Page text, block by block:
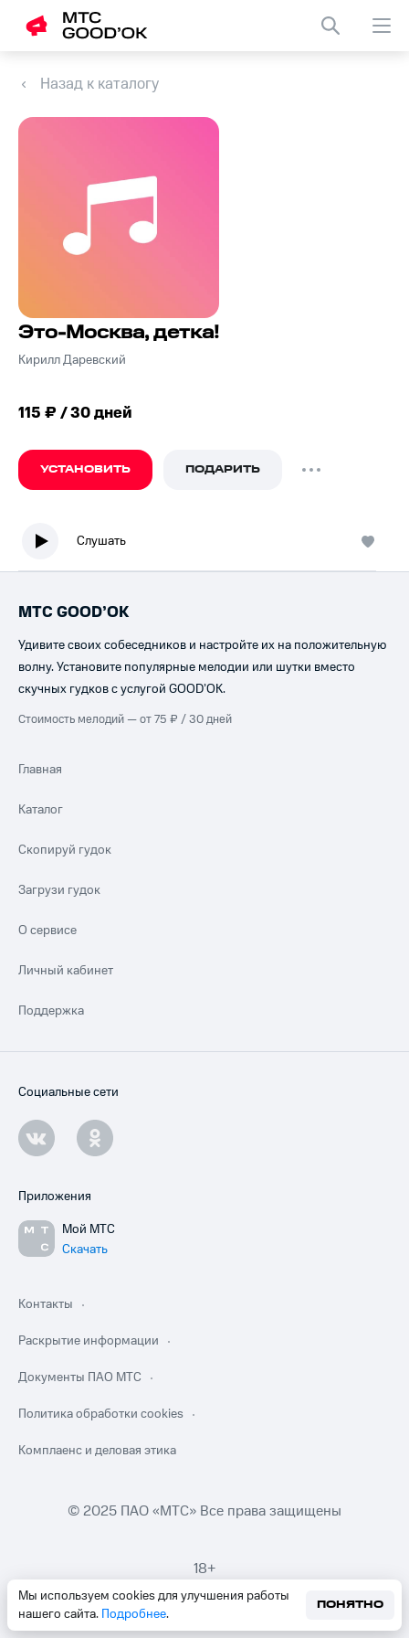
Назад к каталогу
Это-Москва, детка!
Кирилл Даревский
115 ₽ / 30 дней
УСТАНОВИТЬ ПОДАРИТЬ
Слушать
Мы используем cookies для улучшения работы
нашего сайта. Подробнее.
ПОНЯТНО
МТС GOOD’OK
Удивите своих собеседников и настройте их на положительную
волну. Установите популярные мелодии или шутки вместо
скучных гудков с услугой GOOD’OK.
Стоимость мелодий — от 75 ₽ / 30 дней
Главная
Каталог
Скопируй гудок
Загрузи гудок
О сервисе
Личный кабинет
Поддержка
Социальные сети
Приложения
Мой МТС
Скачать
Контакты
Раскрытие информации
Документы ПАО МТС
Политика обработки cookies
Комплаенс и деловая этика
© 2025 ПАО «МТС» Все права защищены
18+